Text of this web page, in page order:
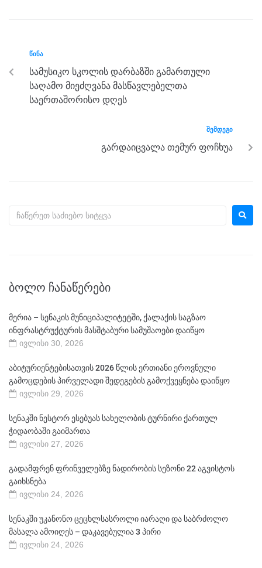
b
o
o
k
g
er
m p
p
ᲬᲘᲜᲐ
სამუსიკო სკოლის დარბაზში გამართული
საღამო მიეძღვანა მასწავლებელთა
საერთაშორისო დღეს
ᲨᲔᲛᲓᲔᲒᲘ
გარდაიცვალა თემურ ფოჩხუა
ᲑᲝᲚᲝ ᲩᲐᲜᲐᲬᲔᲠᲔᲑᲘ
მერია – სენაკის მუნიციპალიტეტში, ქალაქის საგზაო
ინფრასტრუქტურის მასშტაბური სამუშაოები დაიწყო
ივლისი 30, 2026
აბიტურიენტებისათვის 2026 წლის ერთიანი ეროვნული
გამოცდების პირველადი შედეგების გამოქვეყნება დაიწყო
ივლისი 29, 2026
სენაკში ნესტორ ესებუას სახელობის ტურნირი ქართულ
ჭიდაობაში გაიმართა
ივლისი 27, 2026
გადამფრენ ფრინველებზე ნადირობის სეზონი 22 აგვისტოს
გაიხსნება
ივლისი 24, 2026
სენაკში უკანონო ცეცხლსასროლი იარაღი და საბრძოლო
მასალა ამოიღეს – დაკავებულია 3 პირი
ივლისი 24, 2026